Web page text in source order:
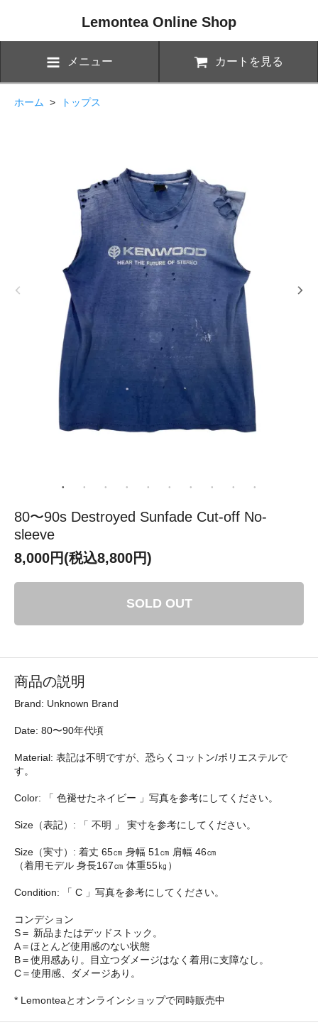
Lemontea Online Shop
メニュー カートを見る
ホーム > トップス
80〜90s Destroyed Sunfade Cut-off No-
sleeve
8,000円(税込8,800円)
SOLD OUT
商品の説明
Brand: Unknown Brand
Date: 80〜90年代頃
Material: 表記は不明ですが、恐らくコットン/ポリエステルで
す。
Color: 「 色褪せたネイビー 」写真を参考にしてください。
Size（表記）: 「 不明 」 実寸を参考にしてください。
Size（実寸）: 着丈 65㎝ 身幅 51㎝ 肩幅 46㎝
（着用モデル 身長167㎝ 体重55㎏）
Condition: 「 C 」写真を参考にしてください。
コンデション
S＝ 新品またはデッドストック。
A＝ほとんど使用感のない状態
B＝使用感あり。目立つダメージはなく着用に支障なし。
C＝使用感、ダメージあり。
* Lemonteaとオンラインショップで同時販売中